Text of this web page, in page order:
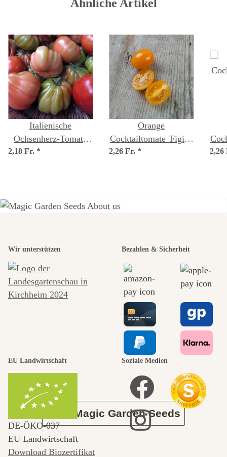
Ähnliche Artikel
Italienische
Ochsenherz-Tomate
'Cuore di bue'
2,18 Fr. *
Orange
Cocktailtomate 'Figiel'
(Solanum
2,26 Fr. *
schönsten
Wege zu uns
selbst führt
durch den
Garten
Über Magic Garden Seeds
Wir unterstützen Bezahlen & Sicherheit
EU Landwirtschaft
DE‑ÖKO‑037
EU Landwirtschaft
Download Biozertifikat
Soziale Medien